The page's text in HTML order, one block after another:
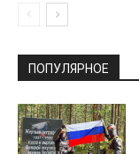
ПОПУЛЯРНОЕ